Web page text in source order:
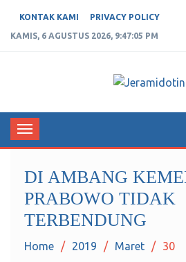
KONTAK KAMI PRIVACY POLICY
KAMIS, 6 AGUSTUS 2026, 9:47:06 PM
JERAMIDOTINFO
Toggle
navigation
DI AMBANG
PRABOWO TIDAK
TERBENDUNG
Home 2019 Maret 30